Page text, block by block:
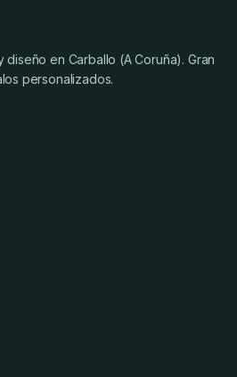
diseño en Carballo (A Coruña). Gran
personalizados.